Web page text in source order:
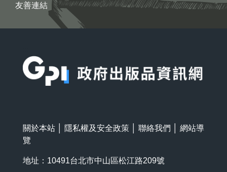
友善連結
關於本站 隱私權及安全政策 聯絡我們
網站導
覽
地址：10491台北市中山區松江路209號